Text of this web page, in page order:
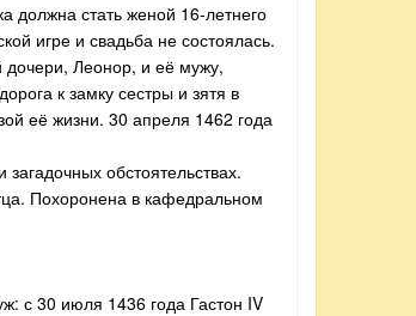
должна стать женой 16-летнего
игре и свадьба не состоялась.
дочери, Леонор, и её мужу,
к замку сестры и зятя в
её жизни. 30 апреля 1462 года
обстоятельствах.
Похоронена в кафедральном
с 30 июля 1436 года Гастон IV